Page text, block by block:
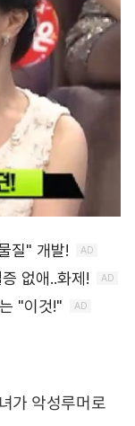
가 악성루머로